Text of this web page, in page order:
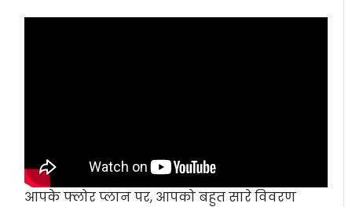
आपके फ्लोर प्लान पर, आपको बहुत सारे विवरण